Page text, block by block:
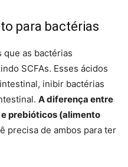
para bactérias
que as bactérias
SCFAs. Esses ácidos
inibir bactérias
A diferença entre
prebióticos (alimento
precisa de ambos para ter